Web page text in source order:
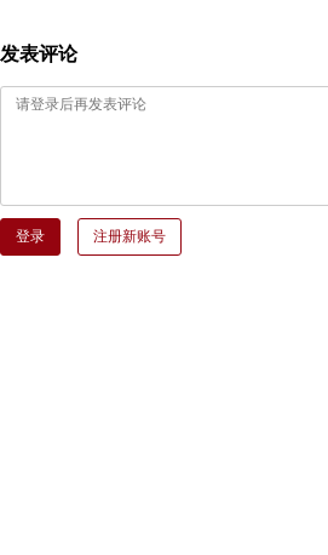
发表评论
登录 注册新账号